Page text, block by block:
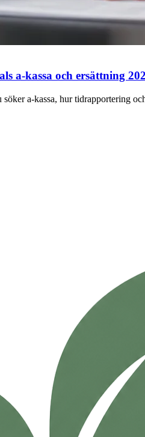
a-kassa och ersättning
a-kassa, hur tidrapportering